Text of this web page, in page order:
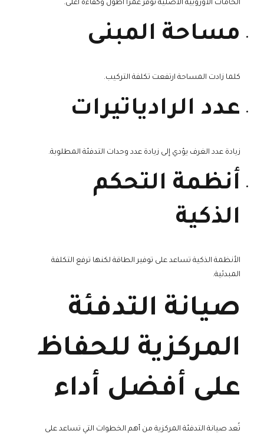
الخامات الأوروبية الأصلية توفر عمرًا أطول وكفاءة أعلى.
مساحة المبنى
كلما زادت المساحة ارتفعت تكلفة التركيب.
عدد الرادياتيرات
زيادة عدد الغرف يؤدي إلى زيادة عدد وحدات التدفئة المطلوبة.
أنظمة التحكم
الذكية
الأنظمة الذكية تساعد على توفير الطاقة لكنها ترفع التكلفة
المبدئية.
صيانة التدفئة
المركزية للحفاظ
على أفضل أداء
تُعد صيانة التدفئة المركزية من أهم الخطوات التي تساعد على